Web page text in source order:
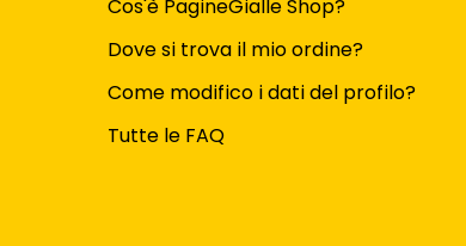
Cos'è PagineGialle Shop?
Dove si trova il mio ordine?
Come modifico i dati del profilo?
Tutte le FAQ